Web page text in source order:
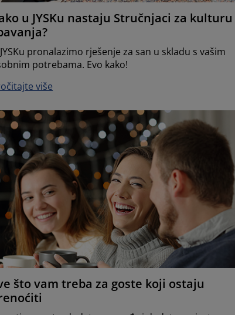
u JYSKu nastaju Stručnjaci za kulturu
pronalazimo rješenje za san u skladu s vašim
potrebama. Evo kako!
više
što vam treba za goste koji ostaju